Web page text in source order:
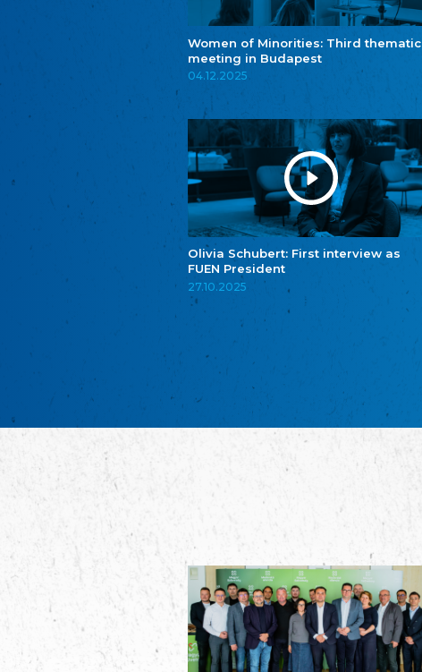
Women of Minorities: Third thematic
meeting in Budapest
04.12.2025
Olivia Schubert: First interview as
FUEN President
27.10.2025